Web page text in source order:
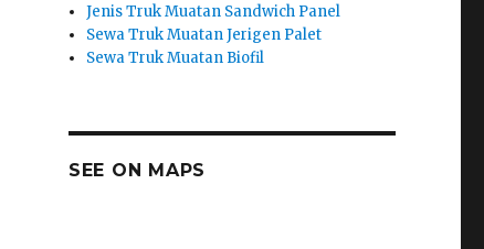
Jenis Truk Muatan Sandwich Panel
Sewa Truk Muatan Jerigen Palet
Sewa Truk Muatan Biofil
SEE ON MAPS